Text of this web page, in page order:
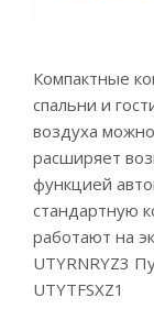
Компактные
спальни и
воздуха
расширяет
функцией
стандартную
работают на
UTYRNRYZ3
UTYTFSXZ1